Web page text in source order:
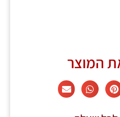
המוצר